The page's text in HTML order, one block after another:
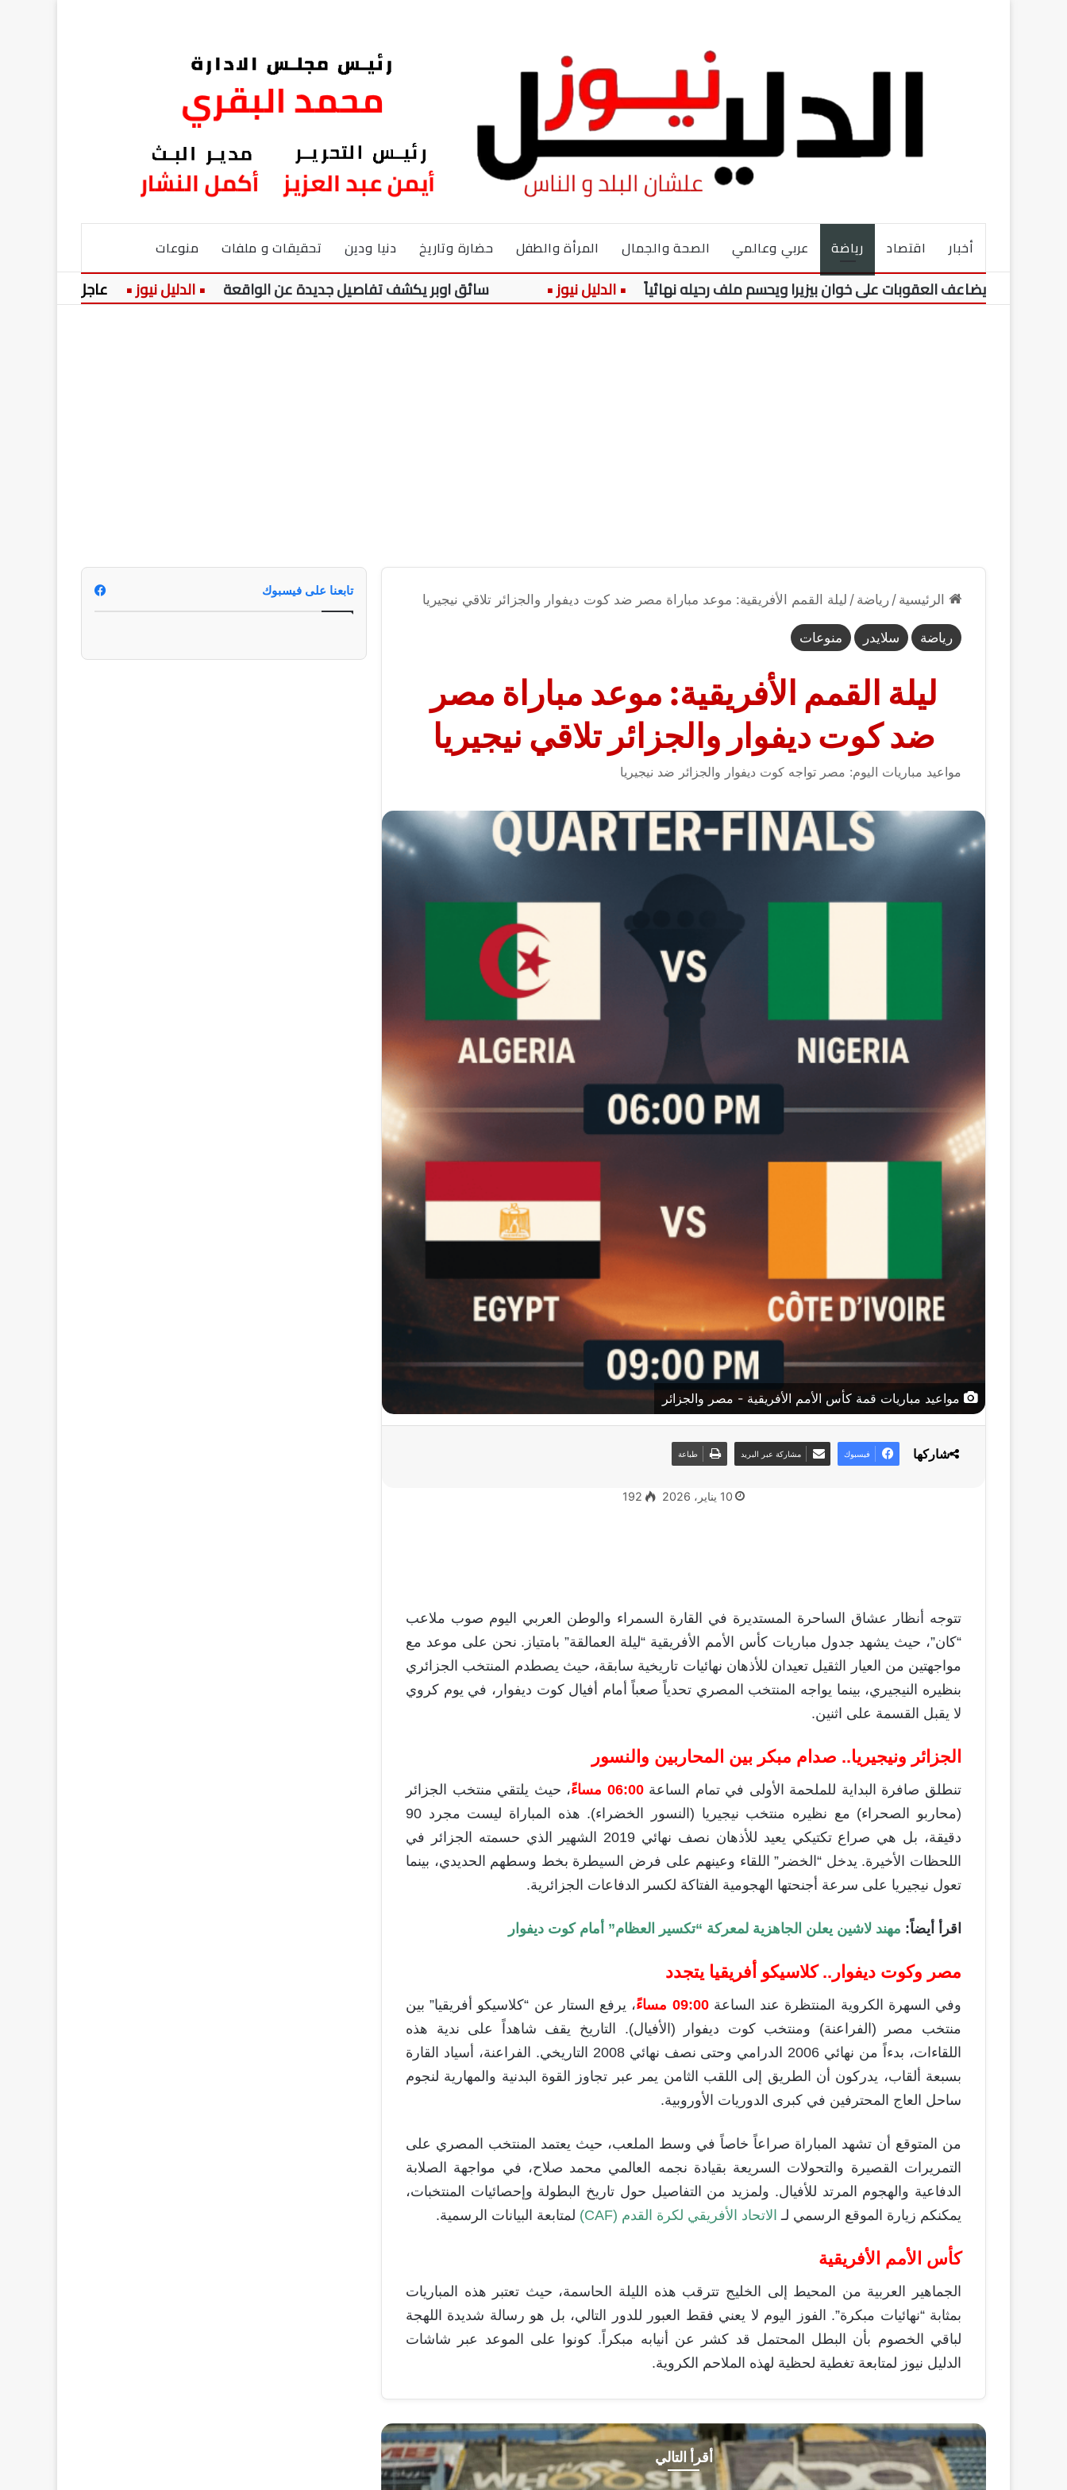
أخبار اقتصاد رياضة عربي وعالمي الصحة والجمال المرأة والطفل حضارة وتاريخ دنيا ودين تحقيقات و ملفات منوعات
يضاعف العقوبات على خوان بيزيرا ويحسم ملف رحيله نهائياً سائق اوبر يكشف تفاصيل جديدة عن الواقعة عاجل: وزير الري
الرئيسية / رياضة / ليلة القمم الأفريقية: موعد مباراة مصر ضد كوت ديفوار والجزائر تلاقي نيجيريا
رياضة سلايدر منوعات
ليلة القمم الأفريقية: موعد مباراة مصر
ضد كوت ديفوار والجزائر تلاقي نيجيريا
مواعيد مباريات اليوم: مصر تواجه كوت ديفوار والجزائر ضد نيجيريا
مواعيد مباريات قمة كأس الأمم الأفريقية - مصر والجزائر
10 يناير، 2026 192
تتوجه أنظار عشاق الساحرة المستديرة في القارة السمراء والوطن العربي اليوم صوب ملاعب
“كان”، حيث يشهد جدول مباريات كأس الأمم الأفريقية “ليلة العمالقة” بامتياز. نحن على موعد مع
مواجهتين من العيار الثقيل تعيدان للأذهان نهائيات تاريخية سابقة، حيث يصطدم المنتخب الجزائري
بنظيره النيجيري، بينما يواجه المنتخب المصري تحدياً صعباً أمام أفيال كوت ديفوار، في يوم كروي
لا يقبل القسمة على اثنين.
الجزائر ونيجيريا.. صدام مبكر بين المحاربين والنسور
تنطلق صافرة البداية للملحمة الأولى في تمام الساعة06:00 مساءً
، حيث يلتقي منتخب الجزائر
(محاربو الصحراء) مع نظيره منتخب نيجيريا (النسور الخضراء). هذه المباراة ليست مجرد 90
دقيقة، بل هي صراع تكتيكي يعيد للأذهان نصف نهائي 2019 الشهير الذي حسمته الجزائر في
اللحظات الأخيرة. يدخل “الخضر” اللقاء وعينهم على فرض السيطرة بخط وسطهم الحديدي، بينما
تعول نيجيريا على سرعة أجنحتها الهجومية الفتاكة لكسر الدفاعات الجزائرية.
اقرأ أيضاً: مهند لاشين يعلن الجاهزية لمعركة “تكسير العظام” أمام كوت ديفوار
مصر وكوت ديفوار.. كلاسيكو أفريقيا يتجدد
وفي السهرة الكروية المنتظرة عند الساعة09:00 مساءً
، يرفع الستار عن “كلاسيكو أفريقيا” بين
منتخب مصر (الفراعنة) ومنتخب كوت ديفوار (الأفيال). التاريخ يقف شاهداً على ندية هذه
اللقاءات، بدءاً من نهائي 2006 الدرامي وحتى نصف نهائي 2008 التاريخي. الفراعنة، أسياد القارة
بسبعة ألقاب، يدركون أن الطريق إلى اللقب الثامن يمر عبر تجاوز القوة البدنية والمهارية لنجوم
ساحل العاج المحترفين في كبرى الدوريات الأوروبية.
من المتوقع أن تشهد المباراة صراعاً خاصاً في وسط الملعب، حيث يعتمد المنتخب المصري على
التمريرات القصيرة والتحولات السريعة بقيادة نجمه العالمي محمد صلاح، في مواجهة الصلابة
الدفاعية والهجوم المرتد للأفيال. ولمزيد من التفاصيل حول تاريخ البطولة وإحصائيات المنتخبات،
يمكنكم زيارة الموقع الرسمي لـ الاتحاد الأفريقي لكرة القدم (CAF) لمتابعة البيانات الرسمية.
كأس الأمم الأفريقية
الجماهير العربية من المحيط إلى الخليج تترقب هذه الليلة الحاسمة، حيث تعتبر هذه المباريات
بمثابة “نهائيات مبكرة”. الفوز اليوم لا يعني فقط العبور للدور التالي، بل هو رسالة شديدة اللهجة
لباقي الخصوم بأن البطل المحتمل قد كشر عن أنيابه مبكراً. كونوا على الموعد عبر شاشات
الدليل نيوز لمتابعة تغطية لحظية لهذه الملاحم الكروية.
شاركها فيسبوك مشاركة عبر البريد طباعة
أقرأ التالي
تابعنا على فيسبوك